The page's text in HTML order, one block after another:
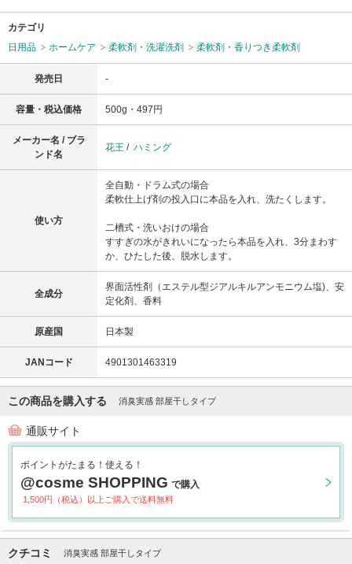
カテゴリ
日用品
ホームケア 柔軟剤・洗濯洗剤 柔軟剤・香りつき柔軟剤
発売日 -
容量・税込価格 500g・497円
メーカー名 / ブラ
ンド名
花王 / ハミング
使い方
全自動・ドラム式の場合
柔軟仕上げ剤の投入口に本品を入れ、洗たくします。
二槽式・洗いおけの場合
すすぎの水がきれいになったら本品を入れ、3分まわす
か、ひたした後、脱水します。
全成分
界面活性剤（エステル型ジアルキルアンモニウム塩)、安
定化剤、香料
原産国 日本製
JANコード 4901301463319
この商品を購入する 消臭実感 部屋干しタイプ
通販サイト
ポイントがたまる！使える！
@cosme SHOPPING で購入
1,500円（税込）以上ご購入で送料無料
クチコミ 消臭実感 部屋干しタイプ